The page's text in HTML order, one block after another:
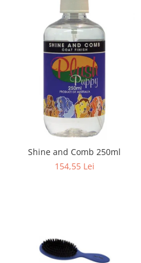
Shine and Comb 250ml
154,55 Lei